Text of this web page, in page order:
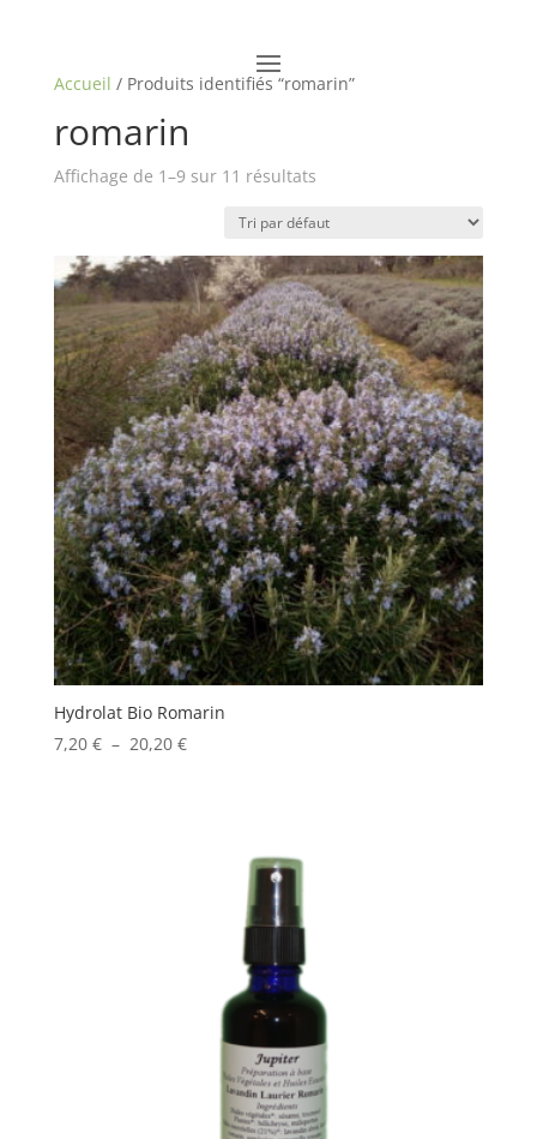
Accueil / Produits identifiés “romarin”
romarin
Affichage de 1–9 sur 11 résultats
Hydrolat Bio Romarin
7,20 € – 20,20 €Plage